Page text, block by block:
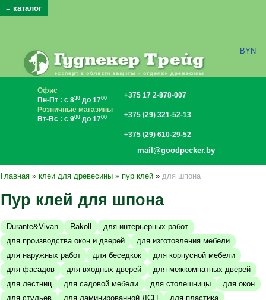
x
≡ каталог
BYN
Офис
Пн-Пт : с 830 до 1700
Розничные магазины
Вт-Вс : с 900 до 1700
+375 17 2-878-007
+375 (29) 321-52-13
+375 (29) 610-29-52
mail@goodpecker.by
Главная » клеи для древесины » пур клей » для шпона
Пур клей для шпона
Durante&Vivan Rakoll
для интерьерных работ
для производства окон и дверей
для изготовления мебели
для наружных работ
для беседкок
для корпусной мебели
для фасадов
для входных дверей
для межкомнатных дверей
для лестниц
для садовой мебели для столешницы
для окон
для стульев
для ламинированной ДСП
для пластика